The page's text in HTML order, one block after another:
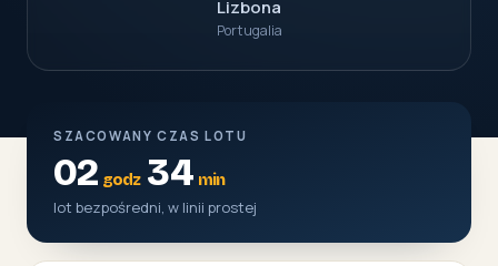
Lizbona
Portugalia
SZACOWANY CZAS LOTU
02 godz34 min
lot bezpośredni, w linii prostej